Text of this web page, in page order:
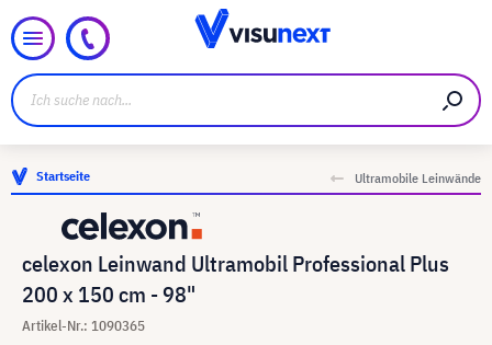
Startseite Ultramobile Leinwände
celexon Leinwand Ultramobil Professional Plus
200 x 150 cm - 98"
Artikel-Nr.: 1090365